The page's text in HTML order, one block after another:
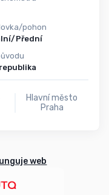
pohon
Přední
Hlavní město
Praha
web